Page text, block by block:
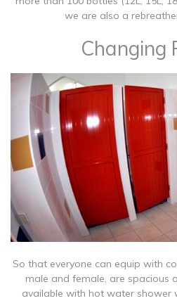
we are also a
Changing
So that everyone can equip with
male and female, are spacious
available with hot water shower